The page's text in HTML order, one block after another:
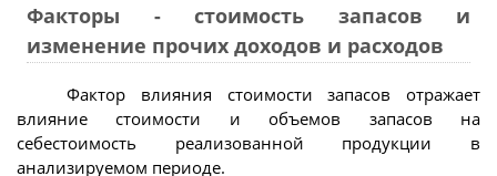
Факторы - стоимость запасов и
изменение прочих доходов и расходов
Фактор влияния стоимости запасов отражает
влияние стоимости и объемов запасов на
себестоимость реализованной продукции в
анализируемом периоде.